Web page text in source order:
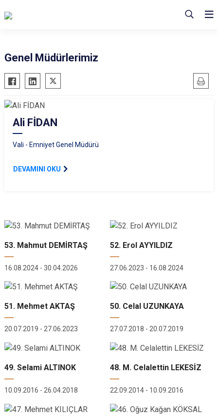
Genel Müdürlerimiz
Ali FİDAN
Vali - Emniyet Genel Müdürü
DEVAMINI OKU
53. Mahmut DEMİRTAŞ
16.08.2024 - 30.04.2026
52. Erol AYYILDIZ
27.06.2023 - 16.08.2024
51. Mehmet AKTAŞ
20.07.2019 - 27.06.2023
50. Celal UZUNKAYA
27.07.2018 - 20.07.2019
49. Selami ALTINOK
10.09.2016 - 26.04.2018
48. M. Celalettin LEKESİZ
22.09.2014 - 10.09.2016